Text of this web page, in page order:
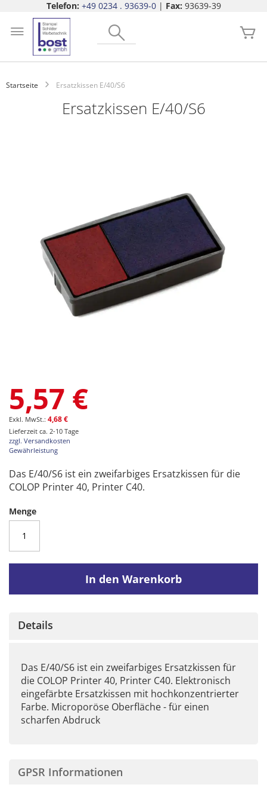
Telefon: +49 0234 . 93639-0| Fax: 93639-39
springen
Startseite Ersatzkissen E/40/S6
Ersatzkissen E/40/S6
Anfang
der
Bildgalerie
springen
5,57 €
4,68 €
Lieferzeit ca. 2-10 Tage
zzgl. Versandkosten
Gewährleistung
Das E/40/S6 ist ein zweifarbiges Ersatzkissen für die
COLOP Printer 40, Printer C40.
Menge
In den Warenkorb
Details
Das E/40/S6 ist ein zweifarbiges Ersatzkissen für
die COLOP Printer 40, Printer C40. Elektronisch
eingefärbte Ersatzkissen mit hochkonzentrierter
Farbe. Microporöse Oberfläche - für einen
scharfen Abdruck
GPSR Informationen